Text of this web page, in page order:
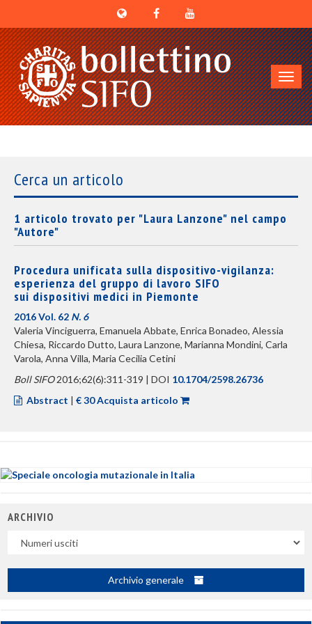
Cerca un articolo
1 articolo trovato per "Laura Lanzone" nel campo
"Autore"
Procedura unificata sulla dispositivo-vigilanza:
esperienza del gruppo di lavoro SIFO
sui dispositivi medici in Piemonte
2016 Vol. 62 N. 6
Valeria Vinciguerra, Emanuela Abbate, Enrica Bonadeo, Alessia
Chiesa, Riccardo Dutto, Laura Lanzone, Marianna Mondini, Carla
Varola, Anna Villa, Maria Cecilia Cetini
Boll SIFO2016;62(6):311-319 | DOI 10.1704/2598.26736
Abstract | € 30 Acquista articolo
ARCHIVIO
Archivio generale